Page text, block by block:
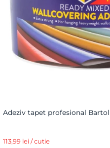
Adeziv tapet profesional
113,99 lei / cutie